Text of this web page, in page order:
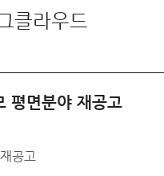
클라우드
평면분야 재공고
공고